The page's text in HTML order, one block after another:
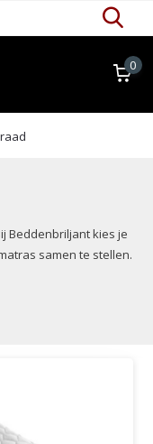
0
Beddenbriljant kies je
samen te stellen.